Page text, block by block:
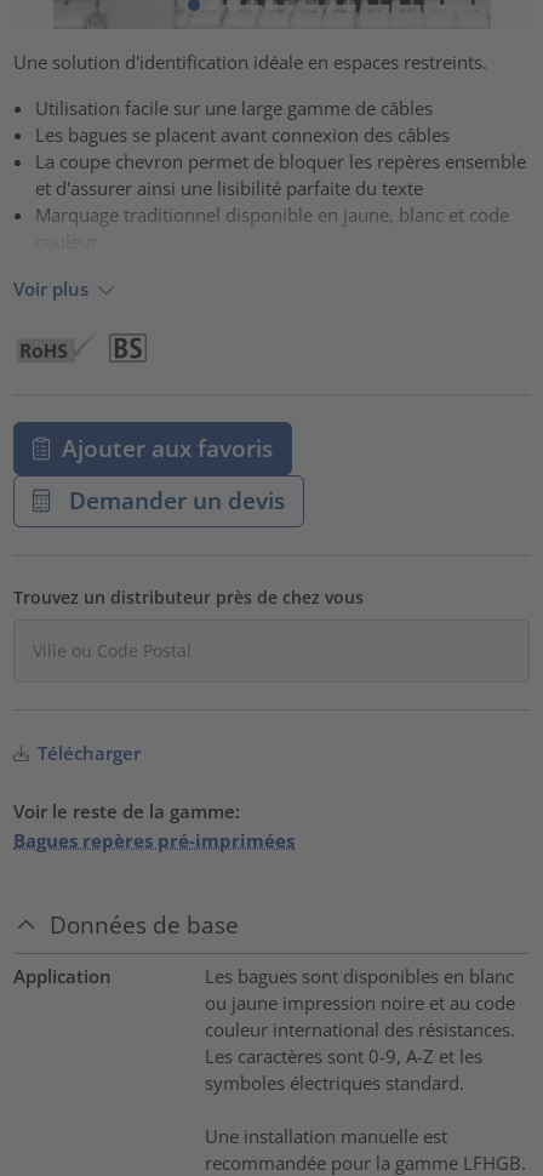
Une solution d'identification idéale en espaces restreints.
Utilisation facile sur une large gamme de câbles
Les bagues se placent avant connexion des câbles
La coupe chevron permet de bloquer les repères ensemble
et d'assurer ainsi une lisibilité parfaite du texte
Marquage traditionnel disponible en jaune, blanc et code
Voir plus
Ajouter aux favoris
Demander un devis
Trouvez un distributeur près de chez vous
Télécharger
Voir le reste de la gamme:
Bagues repères pré-imprimées
Données de base
Application
Les bagues sont disponibles en blanc
ou jaune impression noire et au code
couleur international des résistances.
Les caractères sont 0-9, A-Z et les
symboles électriques standard.
Une installation manuelle est
recommandée pour la gamme LFHGB.